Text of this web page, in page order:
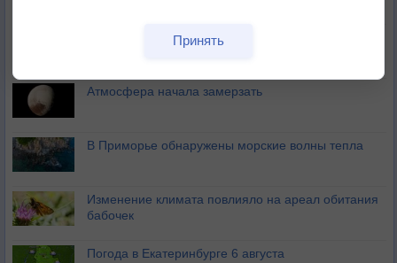
Приложение построит маршрут через тень
Атмосфера начала замерзать
В Приморье обнаружены морские волны тепла
Изменение климата повлияло на ареал обитания
бабочек
Погода в Екатеринбурге 6 августа
Принять